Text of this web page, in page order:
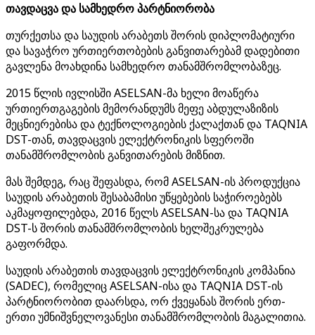
თავდაცვა და სამხედრო პარტნიორობა
თურქეთსა და საუდის არაბეთს შორის დიპლომატიური
და სავაჭრო ურთიერთობების განვითარებამ დადებითი
გავლენა მოახდინა სამხედრო თანამშრომლობაზეც.
2015 წლის ივლისში ASELSAN-მა ხელი მოაწერა
ურთიერთგაგების მემორანდუმს მეფე აბდულაზიზის
მეცნიერებისა და ტექნოლოგიების ქალაქთან და TAQNIA
DST-თან, თავდაცვის ელექტრონიკის სფეროში
თანამშრომლობის განვითარების მიზნით.
მას შემდეგ, რაც შეფასდა, რომ ASELSAN-ის პროდუქცია
საუდის არაბეთის შესაბამისი უწყებების საჭიროებებს
აკმაყოფილებდა, 2016 წელს ASELSAN-სა და TAQNIA
DST-ს შორის თანამშრომლობის ხელშეკრულება
გაფორმდა.
საუდის არაბეთის თავდაცვის ელექტრონიკის კომპანია
(SADEC), რომელიც ASELSAN-ისა და TAQNIA DST-ის
პარტნიორობით დაარსდა, ორ ქვეყანას შორის ერთ-
ერთი უმნიშვნელოვანესი თანამშრომლობის მაგალითია.